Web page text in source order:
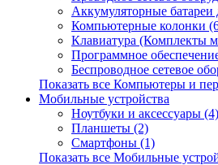
Аккумуляторные
Компьютерные колонки
Клавиатура (Комплекты
Программное
Беспроводное сетевое
Показать все Компьютеры и
Мобильные устройства
Ноутбуки и аксессуары (4)
Планшеты (2)
Смартфоны (1)
Показать все Мобильные